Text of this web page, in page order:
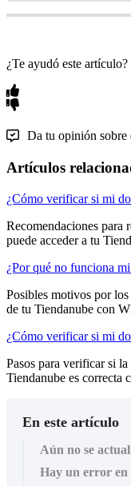
¿Te ayudó este artículo?
Da tu opinión sobre
Artículos
¿Cómo verificar si mi
Recomendaciones para
puede acceder a tu
¿Por qué no funciona
Posibles motivos por
de tu Tiendanube con
¿Cómo verificar si mi
Pasos para verificar si
Tiendanube es correcta
En este artículo
Aún no se
Hay un error en